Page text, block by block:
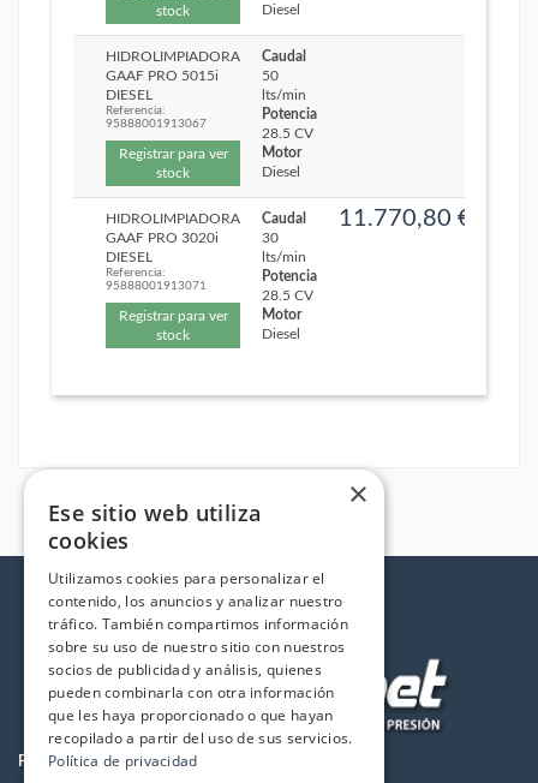
stock
Diesel
HIDROLIMPIADORA
GAAF PRO 5015i
DIESEL
Referencia:
95888001913067
Registrar para ver
stock
Caudal
50
lts/min
Potencia
28.5 CV
Motor
Diesel
HIDROLIMPIADORA
GAAF PRO 3020i
DIESEL
Referencia:
95888001913071
Registrar para ver
stock
Caudal
30
lts/min
Potencia
28.5 CV
Motor
Diesel
11.770,80 €
PRODUCTOS
×
Ese sitio web utiliza
cookies
Utilizamos cookies para personalizar el
contenido, los anuncios y analizar nuestro
tráfico. También compartimos información
sobre su uso de nuestro sitio con nuestros
socios de publicidad y análisis, quienes
pueden combinarla con otra información
que les haya proporcionado o que hayan
recopilado a partir del uso de sus servicios.
Política de privacidad